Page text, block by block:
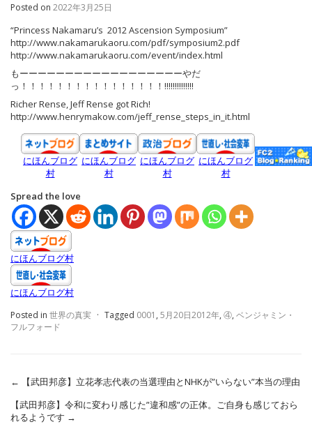
Posted on 2022年3月25日
“Princess Nakamaru’s 2012 Ascension Symposium”
http://www.nakamarukaoru.com/pdf/symposium2.pdf
http://www.nakamarukaoru.com/event/index.html
もーーーーーーーーーーーーーーーーーーやだ
っ！！！！！！！！！！！！！！！！!!!!!!!!!!!!!!
Richer Rense, Jeff Rense got Rich!
http://www.henrymakow.com/jeff_rense_steps_in_it.html
にほんブログ
村
にほんブログ
村
にほんブログ
村
にほんブログ
村
Spread the love
にほんブログ村
にほんブログ村
Posted in 世界の真実 · Tagged 0001 , 5月20日2012年, ④, ベンジャミン・
フルフォード
←
【武田邦彦】立花孝志代表の当選理由とNHKが”いらない”本当の理由
【武田邦彦】令和に変わり感じた”違和感”の正体。ご自身も感じておら
れるようです →